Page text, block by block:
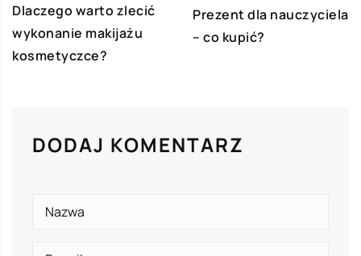
Dlaczego warto zlecić
wykonanie makijażu
kosmetyczce?
Prezent dla nauczyciela
– co kupić?
DODAJ KOMENTARZ